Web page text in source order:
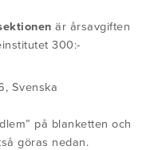
är årsavgiften
300:-
Svenska
på blanketten och
göras nedan.